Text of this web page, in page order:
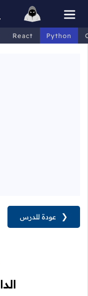
React Python
❮ عودة للدرس